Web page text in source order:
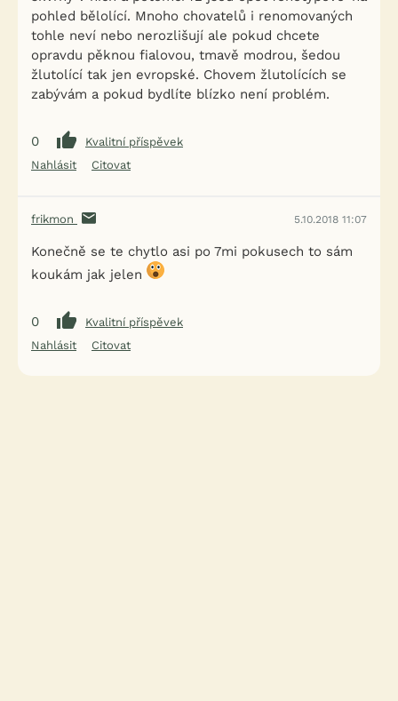
pohled bělolící. Mnoho chovatelů i renomovaných
tohle neví nebo nerozlišují ale pokud chcete
opravdu pěknou fialovou, tmavě modrou, šedou
žlutolící tak jen evropské. Chovem žlutolících se
zabývám a pokud bydlíte blízko není problém.
0
Kvalitní příspěvek
Nahlásit
Citovat
frikmon 5.10.2018 11:07
Konečně se te chytlo asi po 7mi pokusech to sám
koukám jak jelen
0
Kvalitní příspěvek
Nahlásit
Citovat